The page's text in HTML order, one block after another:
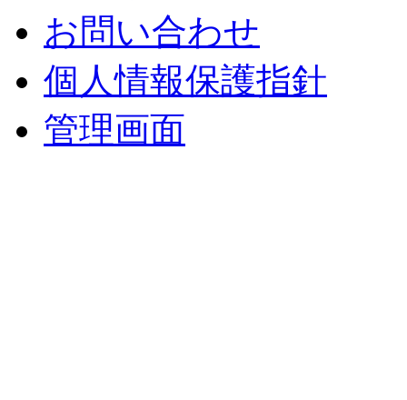
お問い合わせ
個人情報保護指針
管理画面